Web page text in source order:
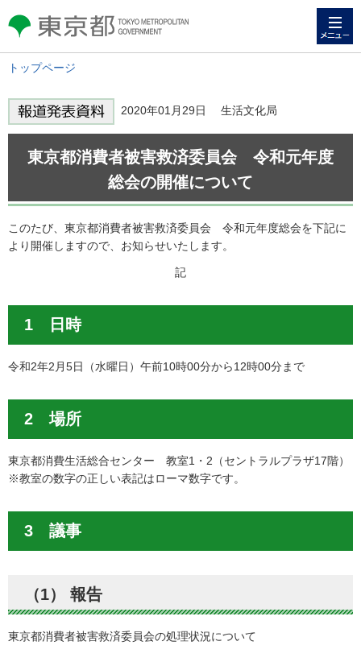
東京都 TOKYO METROPOLITAN
GOVERNMENT
トップページ
2020年01月29日 生活文化局
東京都消費者被害救済委員会 令和元年度
総会の開催について
このたび、東京都消費者被害救済委員会 令和元年度総会を下記に
より開催しますので、お知らせいたします。
記
1 日時
令和2年2月5日（水曜日）午前10時00分から12時00分まで
2 場所
東京都消費生活総合センター 教室1・2（セントラルプラザ17階）
※教室の数字の正しい表記はローマ数字です。
3 議事
（1） 報告
東京都消費者被害救済委員会の処理状況について